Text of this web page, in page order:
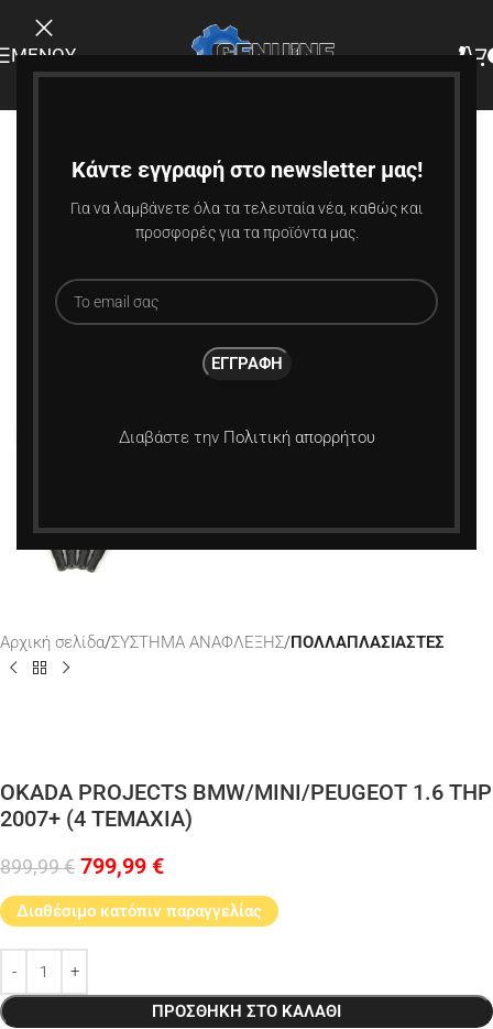
Κάντε εγγραφή στο newsletter μας!
Για να λαμβάνετε όλα τα τελευταία νέα, καθώς και
προσφορές για τα προϊόντα μας.
Διαβάστε την Πολιτική απορρήτου
ΜΕΝΟΎ
Κάντε κλικ για μεγέθυνση
Αρχική σελίδα ΣΥΣΤΗΜΑ ΑΝΑΦΛΕΞΗΣ ΠΟΛΛΑΠΛΑΣΙΑΣΤΕΣ
OKADA PROJECTS BMW/MINI/PEUGEOT 1.6 THP
2007+ (4 ΤΕΜΑΧΙΑ)
899,99€ 799,99 €
Διαθέσιμο κατόπιν παραγγελίας
ΠΡΟΣΘΉΚΗ ΣΤΟ ΚΑΛΆΘΙ